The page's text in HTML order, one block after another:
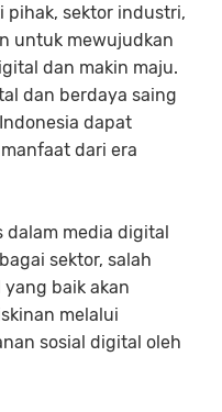
pihak, sektor industri,
untuk mewujudkan
dan makin maju.
dan berdaya saing
dapat
dari era
dalam media digital
sektor, salah
baik akan
melalui
sosial digital oleh